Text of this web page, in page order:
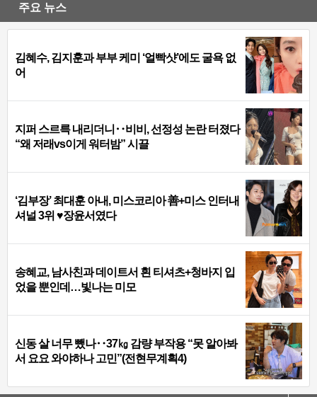
주요 뉴스
김혜수, 김지훈과 부부 케미 ‘얼빡샷’에도 굴욕 없
어
지퍼 스르륵 내리더니‥비비, 선정성 논란 터졌다
“왜 저래vs이게 워터밤” 시끌
‘김부장’ 최대훈 아내, 미스코리아 善+미스 인터내
셔널 3위 ♥장윤서였다
송혜교, 남사친과 데이트서 흰 티셔츠+청바지 입
었을 뿐인데…빛나는 미모
신동 살 너무 뺐나‥37㎏ 감량 부작용 “못 알아봐
서 요요 와야하나 고민”(전현무계획4)